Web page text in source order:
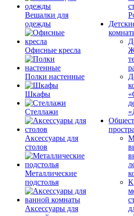
Вешалки для
одежды
Офисные кресла
Полки настенные
Шкафы
Стеллажи
Аксессуары для
столов
Металлические
подстолья
Аксессуары для